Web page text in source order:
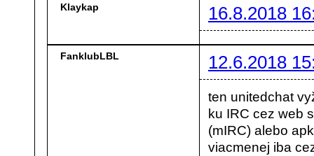
Klaykap 16.8.2018
FanklubLBL 12.6.2018
ten unitedchat
ku IRC cez web
(mIRC) alebo
viacmenej iba